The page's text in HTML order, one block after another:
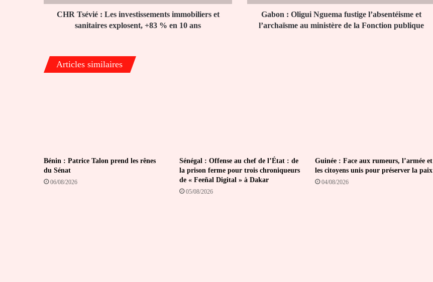
explosent,
ans
CHR Tsévié : Les investissements immobiliers et
sanitaires explosent, +83 % en 10 ans
au
ministèreGabon : Oligui Nguema fustige l’absentéisme et
l’archaïsme au ministère de la Fonction publique
Articles similaires
Bénin : Patrice Talon prend les rênes
du Sénat
06/08/2026
Sénégal : Offense au chef de l’État : de
la prison ferme pour trois chroniqueurs
de « Feeñal Digital » à Dakar
05/08/2026
Guinée : Face aux rumeurs, l’armée et
les citoyens unis pour préserver la paix
04/08/2026